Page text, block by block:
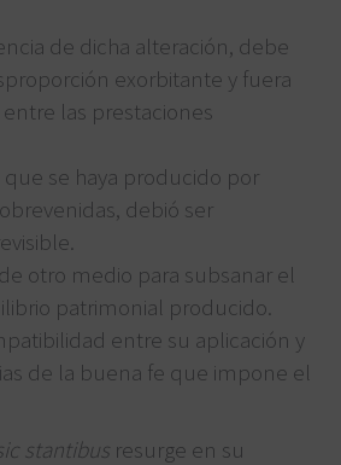
de dicha alteración, debe
exorbitante y fuera
las prestaciones
se haya producido por
debió ser
otro medio para subsanar el
patrimonial producido.
entre su aplicación y
de la buena fe que impone el
stantibus resurge en su